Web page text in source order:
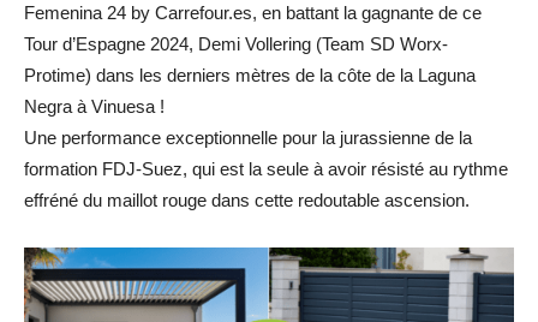
Femenina 24 by Carrefour.es, en battant la gagnante de ce
Tour d’Espagne 2024, Demi Vollering (Team SD Worx-
Protime) dans les derniers mètres de la côte de la Laguna
Negra à Vinuesa !
Une performance exceptionnelle pour la jurassienne de la
formation FDJ-Suez, qui est la seule à avoir résisté au rythme
effréné du maillot rouge dans cette redoutable ascension.